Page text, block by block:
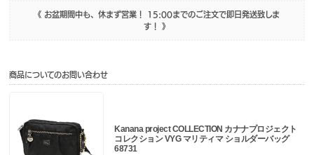
《 お盆期間中も、休まず営業！ 15:00までのご注文で即日発送致しま
す！ 》
商品についてのお問い合わせ
Kanana project COLLECTION カナナプロジェクト
コレクション VYG マリティマ ショルダーバッグ
68731